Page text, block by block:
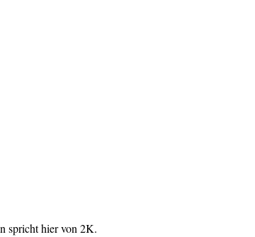
spricht hier von 2K.